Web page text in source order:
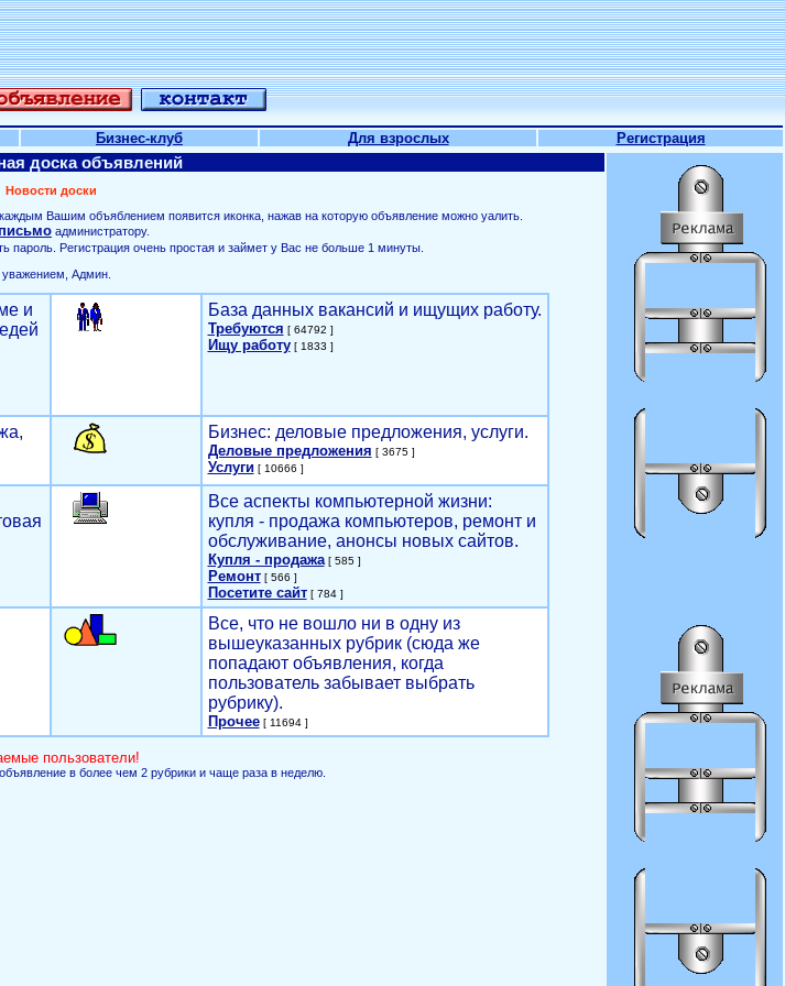
Бизнес-клуб Для взрослых Регистрация
доска объявлений
Новости доски
Вашим объяблением появится иконка, нажав на которую объявление можно уалить.
администратору.
пароль. Регистрация очень простая и займет у Вас не больше 1 минуты.
Админ.
и
База данных вакансий и ищущих работу.
Требуются [ 64792 ]
Ищу работу[ 1833 ]
Бизнес: деловые предложения, услуги.
Деловые предложения [ 3675 ]
Услуги[ 10666 ]
Все аспекты компьютерной жизни:
купля - продажа компьютеров, ремонт и
обслуживание, анонсы новых сайтов.
Купля - продажа[ 585 ]
Ремонт[ 566 ]
Посетите сайт[ 784 ]
Все, что не вошло ни в одну из
вышеуказанных рубрик (сюда же
попадают объявления, когда
пользователь забывает выбрать
рубрику).
Прочее[ 11694 ]
пользователи!
в более чем 2 рубрики и чаще раза в неделю.